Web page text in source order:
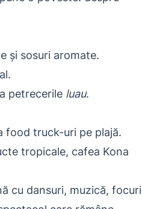
și sosuri aromate.
petrecerile luau.
food truck-uri pe plajă.
tropicale, cafea Kona
cu dansuri, muzică, focuri